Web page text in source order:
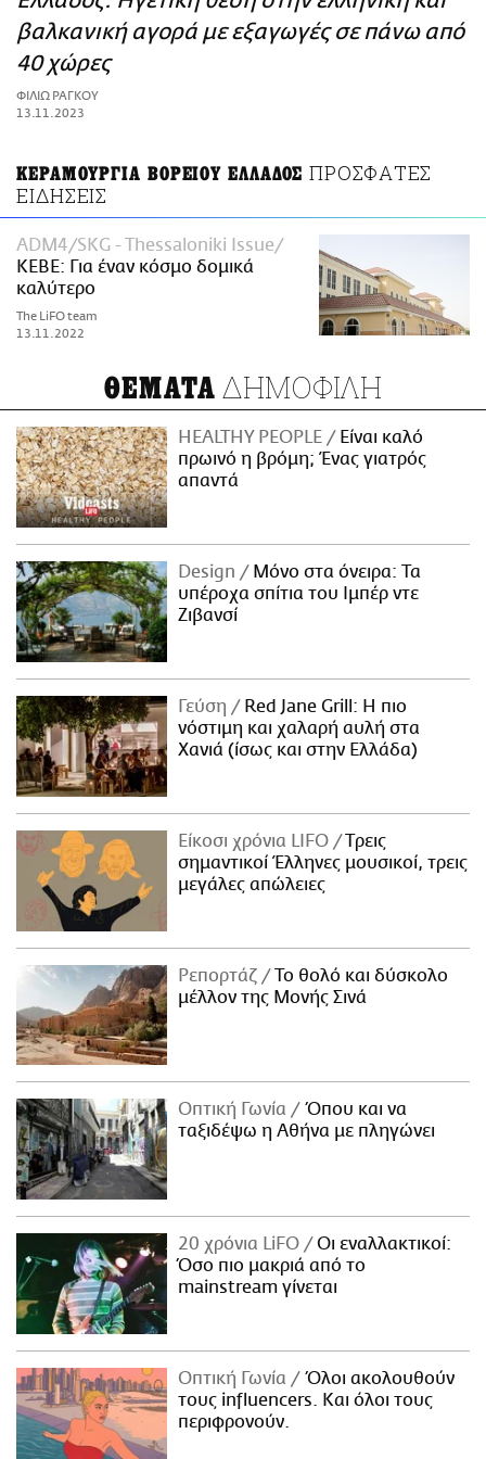
ΑΜΠΑ
PRINT
βαλκανική αγορά με εξαγωγές σε πάνω από
40 χώρες
ΦΙΛΙΩ ΡΑΓΚΟΥ
13.11.2023
ΚΕΡΑΜΟΥΡΓΙΑ ΒΟΡΕΙΟΥ ΕΛΛΑΔΟΣ ΠΡΟΣΦΑΤΕΣ
ΕΙΔΗΣΕΙΣ
ADM4/SKG - Thessaloniki Issue
ΚΕΒΕ: Για έναν κόσμο δομικά
καλύτερο
The LiFO team
13.11.2022
ΘΕΜΑΤΑ ΔΗΜΟΦΙΛΗ
HEALTHY PEOPLE
Είναι καλό
πρωινό η βρόμη; Ένας γιατρός
απαντά
Design
Μόνο στα όνειρα: Τα
υπέροχα σπίτια του Ιμπέρ ντε
Ζιβανσί
Γεύση
Red Jane Grill: Η πιο
νόστιμη και χαλαρή αυλή στα
Χανιά (ίσως και στην Ελλάδα)
Είκοσι χρόνια LIFO
Tρεις
σημαντικοί Έλληνες μουσικοί, τρεις
μεγάλες απώλειες
Ρεπορτάζ
Το θολό και δύσκολο
μέλλον της Μονής Σινά
Οπτική Γωνία
Όπου και να
ταξιδέψω η Αθήνα με πληγώνει
20 χρόνια LiFO
Οι εναλλακτικοί:
Όσο πιο μακριά από το
mainstream γίνεται
Οπτική Γωνία
Όλοι ακολουθούν
τους influencers. Και όλοι τους
περιφρονούν.